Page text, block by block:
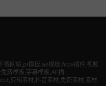
载网站,pr模板,ae模板,fcpx插件,视频
费模板,字幕模板,AE插
剪辑素材,抖音素材,免费素材,素材